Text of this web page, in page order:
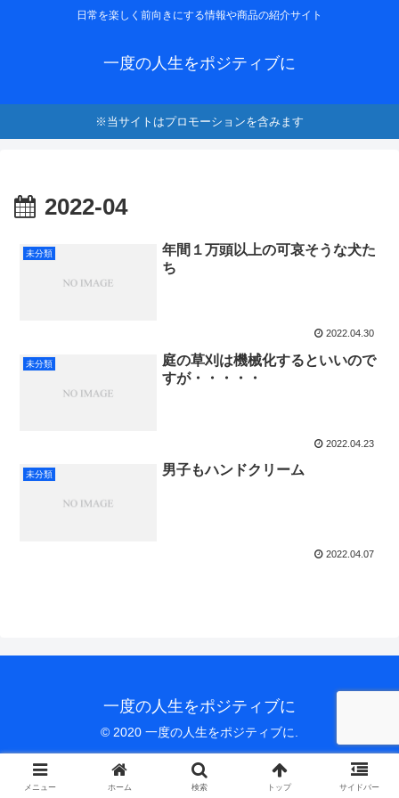
日常を楽しく前向きにする情報や商品の紹介サイト
一度の人生をポジティブに
※当サイトはプロモーションを含みます
2022-04
未分類
年間１万頭以上の可哀そうな犬た
2022.04.30
未分類
庭の草刈は機械化するといいので
すが・・・・・
2022.04.23
未分類 男子もハンドクリーム
2022.04.07
一度の人生をポジティブに
© 2020 一度の人生をポジティブに.
メニュー ホーム 検索 トップ サイドバー